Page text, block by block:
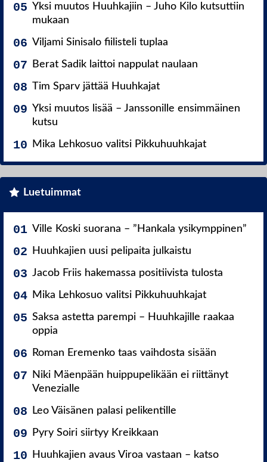
Yksi muutos Huuhkajiin – Juho Kilo kutsuttiin
mukaan
Viljami Sinisalo fiilisteli tuplaa
Berat Sadik laittoi nappulat naulaan
Tim Sparv jättää Huuhkajat
Yksi muutos lisää – Janssonille ensimmäinen
kutsu
Mika Lehkosuo valitsi Pikkuhuuhkajat
Luetuimmat
Ville Koski suorana – ”Hankala ysikymppinen”
Huuhkajien uusi pelipaita julkaistu
Jacob Friis hakemassa positiivista tulosta
Mika Lehkosuo valitsi Pikkuhuuhkajat
Saksa astetta parempi – Huuhkajille raakaa
oppia
Roman Eremenko taas vaihdosta sisään
Niki Mäenpään huippupelikään ei riittänyt
Venezialle
Leo Väisänen palasi pelikentille
Pyry Soiri siirtyy Kreikkaan
Huuhkajien avaus Viroa vastaan – katso